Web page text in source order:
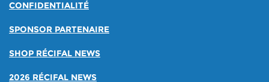
CONFIDENTIALITÉ
SPONSOR PARTENAIRE
SHOP RÉCIFAL NEWS
2026 RÉCIFAL NEWS